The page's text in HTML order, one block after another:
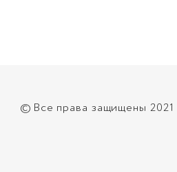
©Все права защищены 2021